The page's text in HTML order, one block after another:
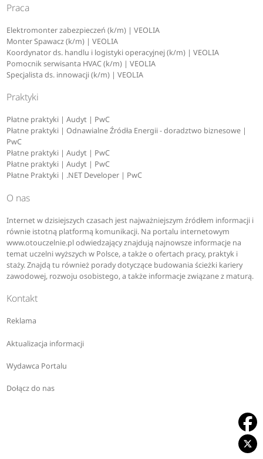
Praca
Elektromonter zabezpieczeń (k/m) | VEOLIA
Monter Spawacz (k/m) | VEOLIA
Koordynator ds. handlu i logistyki operacyjnej (k/m) | VEOLIA
Pomocnik serwisanta HVAC (k/m) | VEOLIA
Specjalista ds. innowacji (k/m) | VEOLIA
Praktyki
Płatne praktyki | Audyt | PwC
Płatne praktyki | Odnawialne Źródła Energii - doradztwo biznesowe |
PwC
Płatne praktyki | Audyt | PwC
Płatne praktyki | Audyt | PwC
Płatne Praktyki | .NET Developer | PwC
O nas
Internet w dzisiejszych czasach jest najważniejszym źródłem informacji i
równie istotną platformą komunikacji. Na portalu internetowym
www.otouczelnie.pl odwiedzający znajdują najnowsze informacje na
temat uczelni wyższych w Polsce, a także o ofertach pracy, praktyk i
staży. Znajdą tu również porady dotyczące budowania ścieżki kariery
zawodowej, rozwoju osobistego, a także informacje związane z maturą.
Kontakt
Reklama
Aktualizacja informacji
Wydawca Portalu
Dołącz do nas